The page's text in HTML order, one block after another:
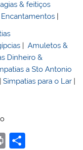
& feitiços
Encantamentos |
|Amuletos &
Dinheiro &
a Sto Antonio
|Simpatias para o Lar |
Pr